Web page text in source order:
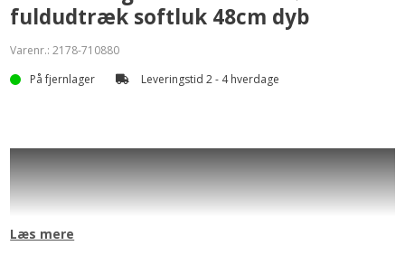
fuldudtræk softluk 48cm dyb
Varenr.:2178-710880
På fjernlager
Leveringstid 2 - 4 hverdage
Løs skuffe, lav til fuldt udtræk og soft-luk - Bredde: 80cm
Til 12cm høje fronter. Inkl.skinnesættil at montere skuffen på.
Fronten kan bestilles under menupunktLøse FronterSe evt.
nederst på denne side. Leveres usamlet.
Variant. V: findes i bredde 30, 40, 50, 60, 80, 90, 100 og 120cm
Læs mere